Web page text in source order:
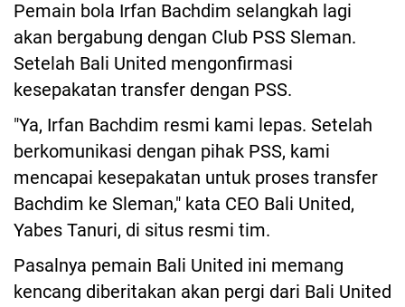
Pemain bola Irfan Bachdim selangkah lagi
akan bergabung dengan Club PSS Sleman.
Setelah Bali United mengonfirmasi
kesepakatan transfer dengan PSS.
"Ya, Irfan Bachdim resmi kami lepas. Setelah
berkomunikasi dengan pihak PSS, kami
mencapai kesepakatan untuk proses transfer
Bachdim ke Sleman," kata CEO Bali United,
Yabes Tanuri, di situs resmi tim.
Pasalnya pemain Bali United ini memang
kencang diberitakan akan pergi dari Bali United